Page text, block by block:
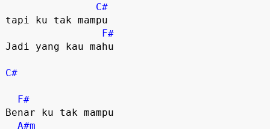
C#
tapi ku tak mampu
F#
Jadi yang kau mahu
C#
F#
Benar ku tak mampu
A#m